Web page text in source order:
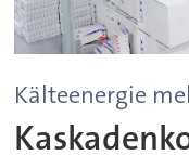
Kälteenergie